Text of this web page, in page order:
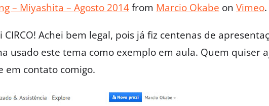
– Miyashita – Agosto 2014from Marcio Okabe on Vimeo.
Achei bem legal, pois já fiz centenas de
usado este tema como exemplo em aula. Quem quiser
em contato comigo.